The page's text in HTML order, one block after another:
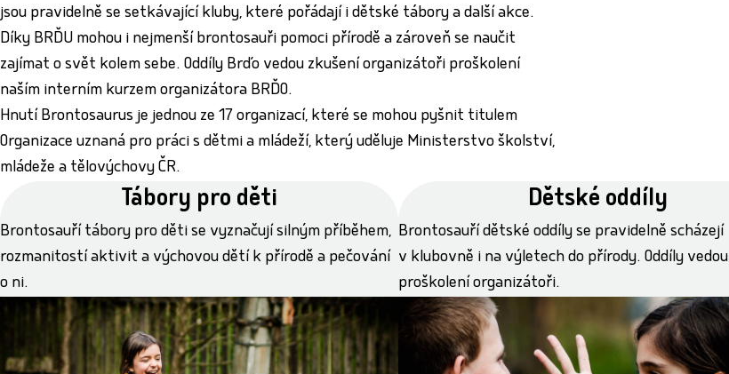
jsou pravidelně se setkávající kluby, které pořádají i dětské tábory a další akce.
Díky BRĎU mohou i nejmenší brontosauři pomoci přírodě a zároveň se naučit
zajímat o svět kolem sebe. Oddíly Brďo vedou zkušení organizátoři proškolení
naším interním kurzem organizátora BRĎO.
Hnutí Brontosaurus je jednou ze 17 organizací, které se mohou pyšnit titulem
Organizace uznaná pro práci s dětmi a mládeží, který uděluje Ministerstvo školství,
mládeže a tělovýchovy ČR.
Tábory pro děti
Brontosauří tábory pro děti se vyznačují silným příběhem,
rozmanitostí aktivit a výchovou dětí k přírodě a pečování
o ni.
Dětské oddíly
Brontosauří dětské oddíly se pravidelně scházejí
v klubovně i na výletech do přírody. Oddíly vedou
proškolení organizátoři.